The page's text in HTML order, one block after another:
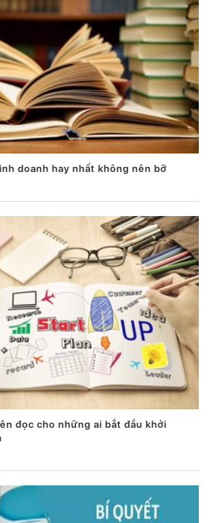
doanh hay nhất không nên bỡ
đọc cho những ai bắt đầu khởi